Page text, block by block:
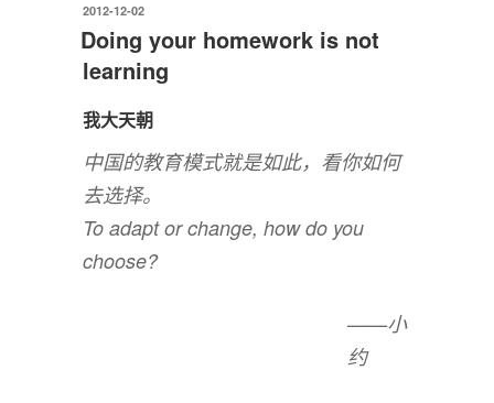
发
布
于
2012-12-02
Doing your homework is not
learning
我大天朝
中国的教育模式就是如此，看你如何
去选择。
To adapt or change, how do you
choose?
——小
约